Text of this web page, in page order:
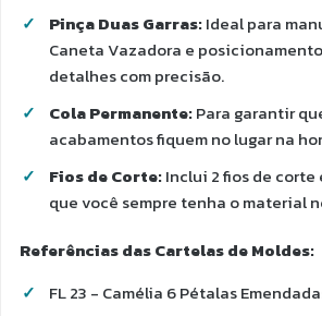
Pinça Duas Garras:Ideal para
Caneta Vazadora e
detalhes com precisão.
Cola Permanente:Para garantir
acabamentos fiquem no lugar na
Fios de Corte:Inclui 2 fios de
que você sempre tenha o material
Referências das Cartelas de Moldes:
FL 23 - Camélia 6 Pétalas